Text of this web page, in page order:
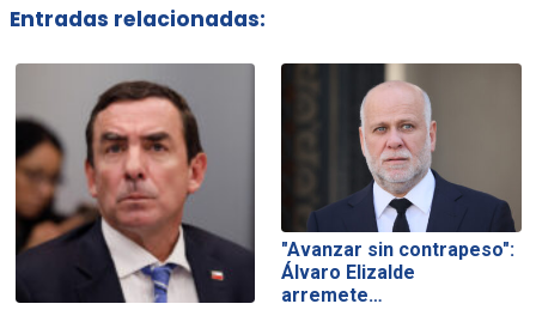
Entradas relacionadas:
"Avanzar sin contrapeso":
Álvaro Elizalde
arremete…